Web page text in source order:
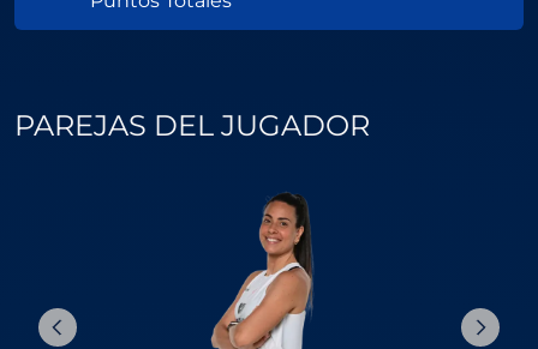
PAREJAS DEL JUGADOR